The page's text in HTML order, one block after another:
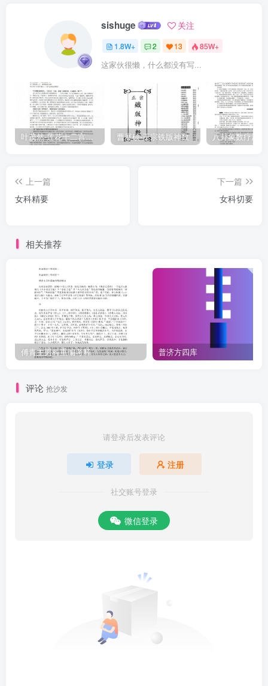
sishuge 关注
1.8W+ 2 13 85W+
这家伙很懒，什么都没有写...
叶茂然-莲花十二宫佛家奇门面授及答疑 曹展硕-正宗铁版神数
上一篇
女科精要
下一篇
女科切要
相关推荐
傅青主男科重编考释 普济方四库
评论 抢沙发
请登录后发表评论
登录 注册
社交账号登录
微信登录